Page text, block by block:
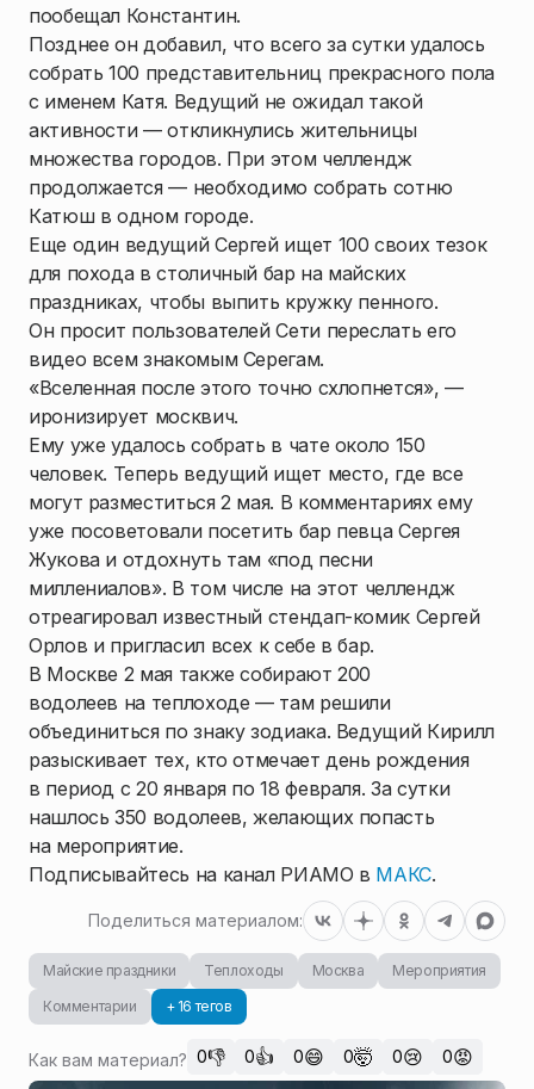
пообещал Константин.
Позднее он добавил, что всего за сутки удалось
собрать 100 представительниц прекрасного пола
с именем Катя. Ведущий не ожидал такой
активности — откликнулись жительницы
множества городов. При этом челлендж
продолжается — необходимо собрать сотню
Катюш в одном городе.
Еще один ведущий Сергей ищет 100 своих тезок
для похода в столичный бар на майских
праздниках, чтобы выпить кружку пенного.
Он просит пользователей Сети переслать его
видео всем знакомым Серегам.
«Вселенная после этого точно схлопнется», —
иронизирует москвич.
Ему уже удалось собрать в чате около 150
человек. Теперь ведущий ищет место, где все
могут разместиться 2 мая. В комментариях ему
уже посоветовали посетить бар певца Сергея
Жукова и отдохнуть там «под песни
миллениалов». В том числе на этот челлендж
отреагировал известный стендап-комик Сергей
Орлов и пригласил всех к себе в бар.
В Москве 2 мая также собирают 200
водолеев на теплоходе — там решили
объединиться по знаку зодиака. Ведущий Кирилл
разыскивает тех, кто отмечает день рождения
в период с 20 января по 18 февраля. За сутки
нашлось 350 водолеев, желающих попасть
на мероприятие.
Подписывайтесь на канал РИАМО в МАКС.
Поделиться материалом:
Майские праздники Теплоходы Москва
Мероприятия
Комментарии
+ 16 тегов
Как вам материал? 0👎 0👍 0😄 0🤯 0😢 0😡